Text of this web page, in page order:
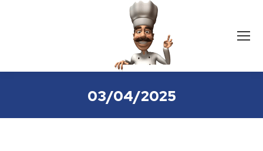
03/04/2025